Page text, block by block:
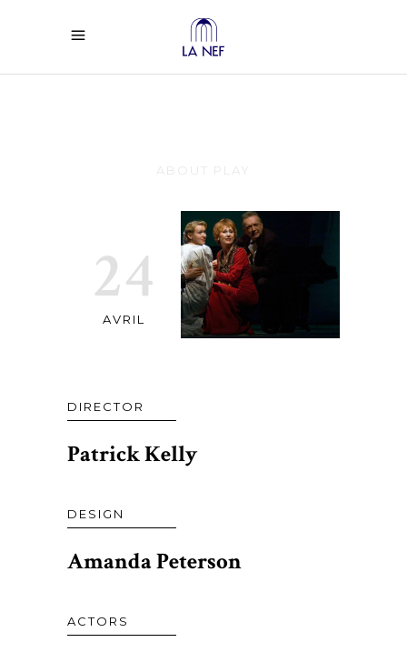
24
AVRIL
DIRECTOR
Patrick Kelly
DESIGN
Amanda Peterson
ACTORS